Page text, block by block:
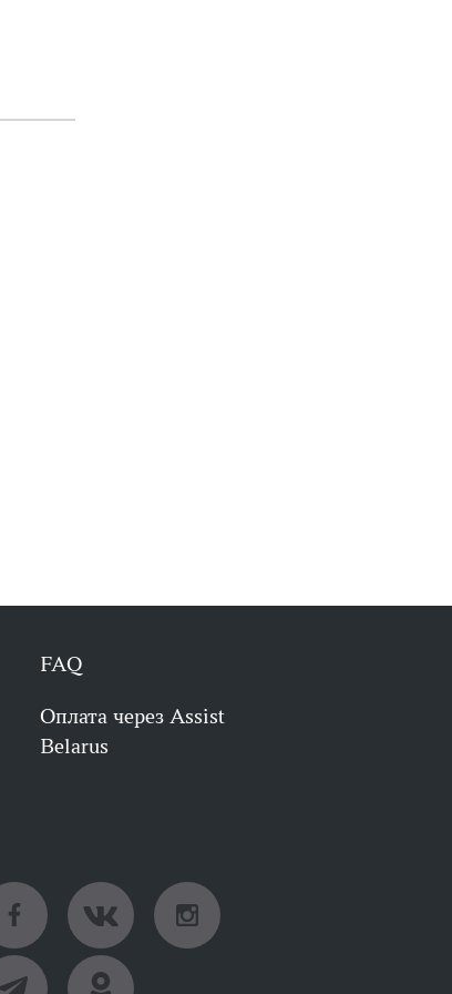
FAQ
Оплата через Assist
Belarus